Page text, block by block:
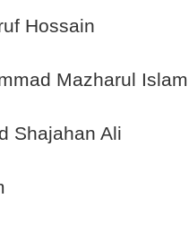
Hossain
Mazharul Islam
Shajahan Ali